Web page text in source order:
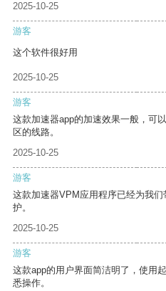
2025-10-25
游客
这个软件很好用
2025-10-25
游客
这款加速器app的加速效果一般，可
区的线路。
2025-10-25
游客
这款加速器VPM应用程序已经为我
护。
2025-10-25
游客
这款app的用户界面简洁明了，使用
悉操作。